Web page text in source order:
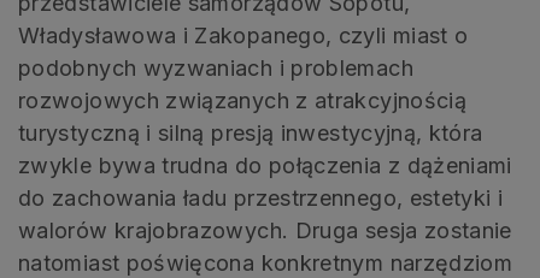
Władysławowa i Zakopanego, czyli miast o
podobnych wyzwaniach i problemach
rozwojowych związanych z atrakcyjnością
turystyczną i silną presją inwestycyjną, która
zwykle bywa trudna do połączenia z dążeniami
do zachowania ładu przestrzennego, estetyki i
walorów krajobrazowych. Druga sesja zostanie
natomiast poświęcona konkretnym narzędziom